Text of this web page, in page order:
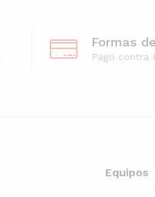
Formas
Pago contra
Equipos